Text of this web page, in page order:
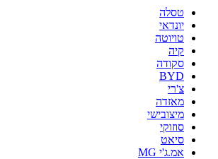
טסלה
יונדאי
טויוטה
קיה
סקודה
BYD
צ'רי
מאזדה
מיצובישי
סוזוקי
סיאט
אמ.ג'י MG